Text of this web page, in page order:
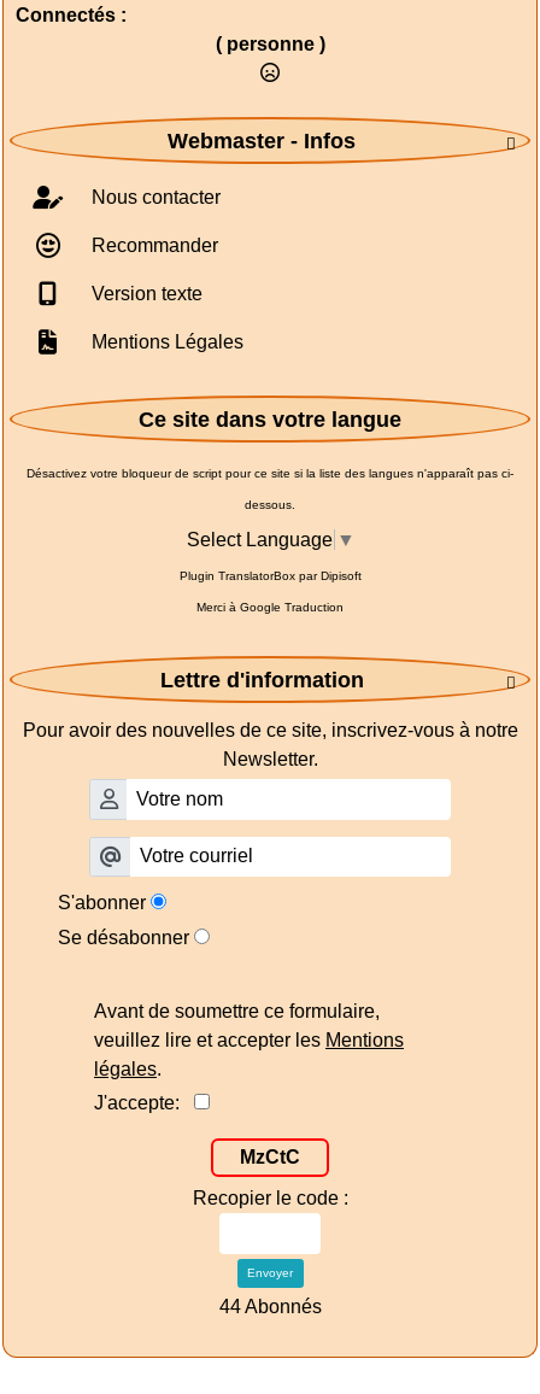
Connectés :
( personne )

Webmaster - Infos
Nous contacter
Recommander
Version texte
Mentions Légales
Ce site dans votre langue
Désactivez votre bloqueur de script pour ce site si la liste des langues n'apparaît pas ci-
dessous.
Select Language ▼
Plugin TranslatorBox parDipisoft
Merci à Google Traduction

Lettre d'information
Pour avoir des nouvelles de ce site, inscrivez-vous à notre
Newsletter.
S'abonner
Se désabonner
Avant de soumettre ce formulaire,
veuillez lire et accepter les Mentions
légales.
J'accepte:
MzCtC
Recopier le code :
Envoyer
44 Abonnés